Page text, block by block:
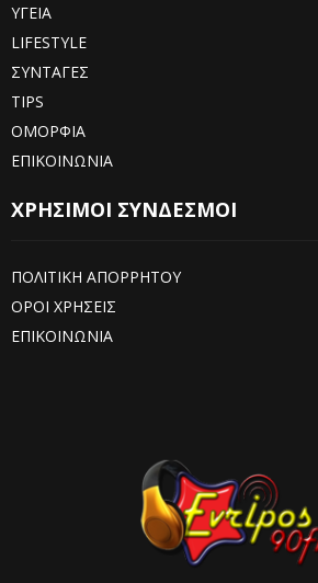
ΥΓΕΙΑ
LIFESTYLE
ΣΥΝΤΑΓΕΣ
TIPS
ΟΜΟΡΦΙΑ
ΕΠΙΚΟΙΝΩΝΙΑ
ΧΡΗΣΙΜΟΙ ΣΥΝΔΕΣΜΟΙ
ΠΟΛΙΤΙΚΗ ΑΠΟΡΡΗΤΟΥ
ΟΡΟΙ ΧΡΗΣΕΙΣ
ΕΠΙΚΟΙΝΩΝΙΑ